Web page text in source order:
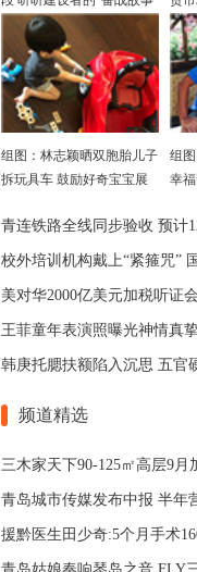
下
组图：林志颖晒双胞胎儿子
拆玩具车 鼓励好奇宝宝展
组
幸
青连铁路全线同步验收 预计
频道精选